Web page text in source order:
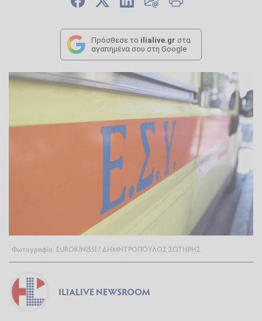
Πρόσθεσε το ilialive.gr στα
αγαπημένα σου στη Google
Φωτογραφία: EUROKINISSI / ΔΗΜΗΤΡΟΠΟΥΛΟΣ ΣΩΤΗΡΗΣ
ILIALIVE NEWSROOM